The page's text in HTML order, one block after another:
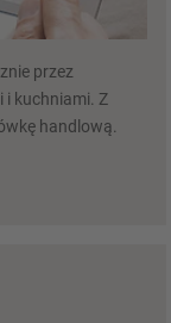
przez
i kuchniami. Z
handlową.